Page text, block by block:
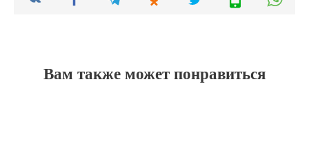
Вам также может понравиться